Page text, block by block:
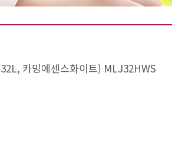
카밍에센스화이트) MLJ32HWS